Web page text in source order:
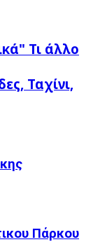
Τι άλλο
Ταχίνι,
Πάρκου